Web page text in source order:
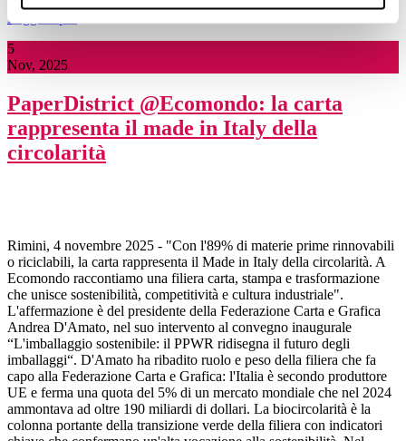
Leggi di più
5
Nov, 2025
PaperDistrict @Ecomondo: la carta
rappresenta il made in Italy della
circolarità
Rimini, 4 novembre 2025 - "Con l'89% di materie prime rinnovabili
o riciclabili, la carta rappresenta il Made in Italy della circolarità. A
Ecomondo raccontiamo una filiera carta, stampa e trasformazione
che unisce sostenibilità, competitività e cultura industriale".
L'affermazione è del presidente della Federazione Carta e Grafica
Andrea D'Amato, nel suo intervento al convegno inaugurale
“L'imballaggio sostenibile: il PPWR ridisegna il futuro degli
imballaggi“. D'Amato ha ribadito ruolo e peso della filiera che fa
capo alla Federazione Carta e Grafica: l'Italia è secondo produttore
UE e ferma una quota del 5% di un mercato mondiale che nel 2024
ammontava ad oltre 190 miliardi di dollari. La biocircolarità è la
colonna portante della transizione verde della filiera con indicatori